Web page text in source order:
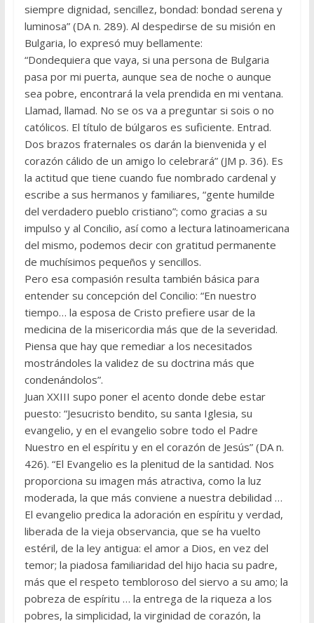
siempre dignidad, sencillez, bondad: bondad serena y
luminosa” (DA n. 289). Al despedirse de su misión en
Bulgaria, lo expresó muy bellamente:
“Dondequiera que vaya, si una persona de Bulgaria
pasa por mi puer­ta, aunque sea de noche o aunque
sea pobre, encontrará la vela prendida en mi ventana.
Llamad, llamad. No se os va a preguntar si sois o no
católicos. El título de búlgaros es suficiente. Entrad.
Dos brazos fraternales os darán la bienvenida y el
corazón cálido de un amigo lo celebrará” (JM p. 36). Es
la actitud que tiene cuando fue nombrado cardenal y
escribe a sus hermanos y familiares, “gente humilde
del verdadero pueblo cristiano”; como gracias a su
impulso y al Concilio, así como a lectura latinoamericana
del mismo, podemos decir con gratitud permanente
de muchísimos pequeños y sencillos.
Pero esa compasión resulta también básica para
entender su concepción del Concilio: “En nuestro
tiempo… la esposa de Cristo prefiere usar de la
medicina de la misericordia más que de la severidad.
Piensa que hay que remediar a los necesitados
mostrándoles la validez de su doctrina más que
condenándolos”.
Juan XXIII supo poner el acento donde debe estar
puesto: “Jesucristo bendito, su santa Iglesia, su
evangelio, y en el evangelio sobre todo el Padre
Nuestro en el espíritu y en el corazón de Jesús” (DA n.
426). “El Evangelio es la plenitud de la santidad. Nos
proporciona su imagen más atractiva, como la luz
moderada, la que más conviene a nues­tra debilidad …
El evangelio predica la adoración en espíritu y verdad,
liberada de la vieja observancia, que se ha vuelto
estéril, de la ley antigua: el amor a Dios, en vez del
temor; la piadosa familiaridad del hijo hacia su padre,
más que el respeto tembloroso del siervo a su amo; la
pobreza de espíritu … la entrega de la riqueza a los
pobres, la simplicidad, la virginidad de corazón, la